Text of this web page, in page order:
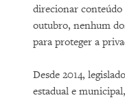
direcionar
outubro, nenhum
para proteger a
Desde 2014,
estadual e